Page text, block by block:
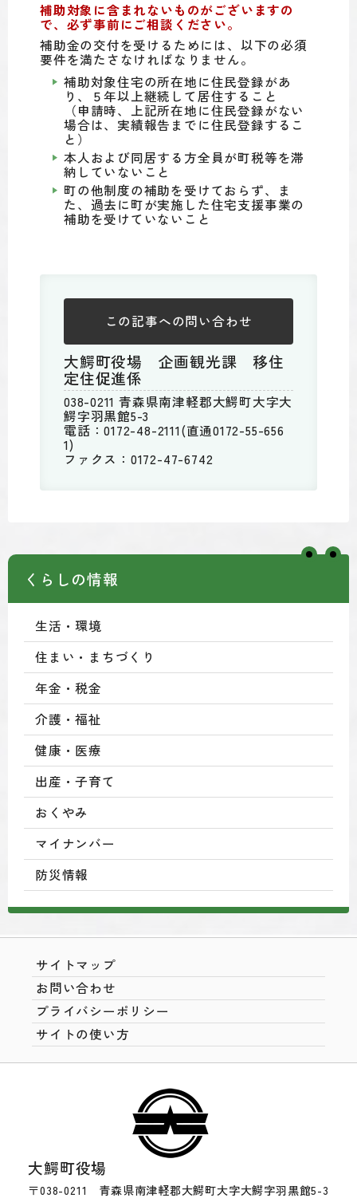
補助対象に含まれないものがございますの
で、必ず事前にご相談ください。
補助金の交付を受けるためには、以下の必須
要件を満たさなければなりません。
補助対象住宅の所在地に住民登録があ
り、５年以上継続して居住すること
（申請時、上記所在地に住民登録がない
場合は、実績報告までに住民登録するこ
と）
本人および同居する方全員が町税等を滞
納していないこと
町の他制度の補助を受けておらず、ま
た、過去に町が実施した住宅支援事業の
補助を受けていないこと
この記事への問い合わせ
大鰐町役場 企画観光課 移住
定住促進係
038-0211 青森県南津軽郡大鰐町大字大
鰐字羽黒館5-3
電話：0172-48-2111(直通0172-55-656
1)
ファクス：0172-47-6742
くらしの情報
生活・環境
住まい・まちづくり
年金・税金
介護・福祉
健康・医療
出産・子育て
おくやみ
マイナンバー
防災情報
サイトマップ
お問い合わせ
プライバシーポリシー
サイトの使い方
大鰐町役場
〒038-0211 青森県南津軽郡大鰐町大字大鰐字羽黒館5-3